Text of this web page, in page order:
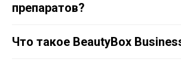
препаратов?
Что такое BeautyBox